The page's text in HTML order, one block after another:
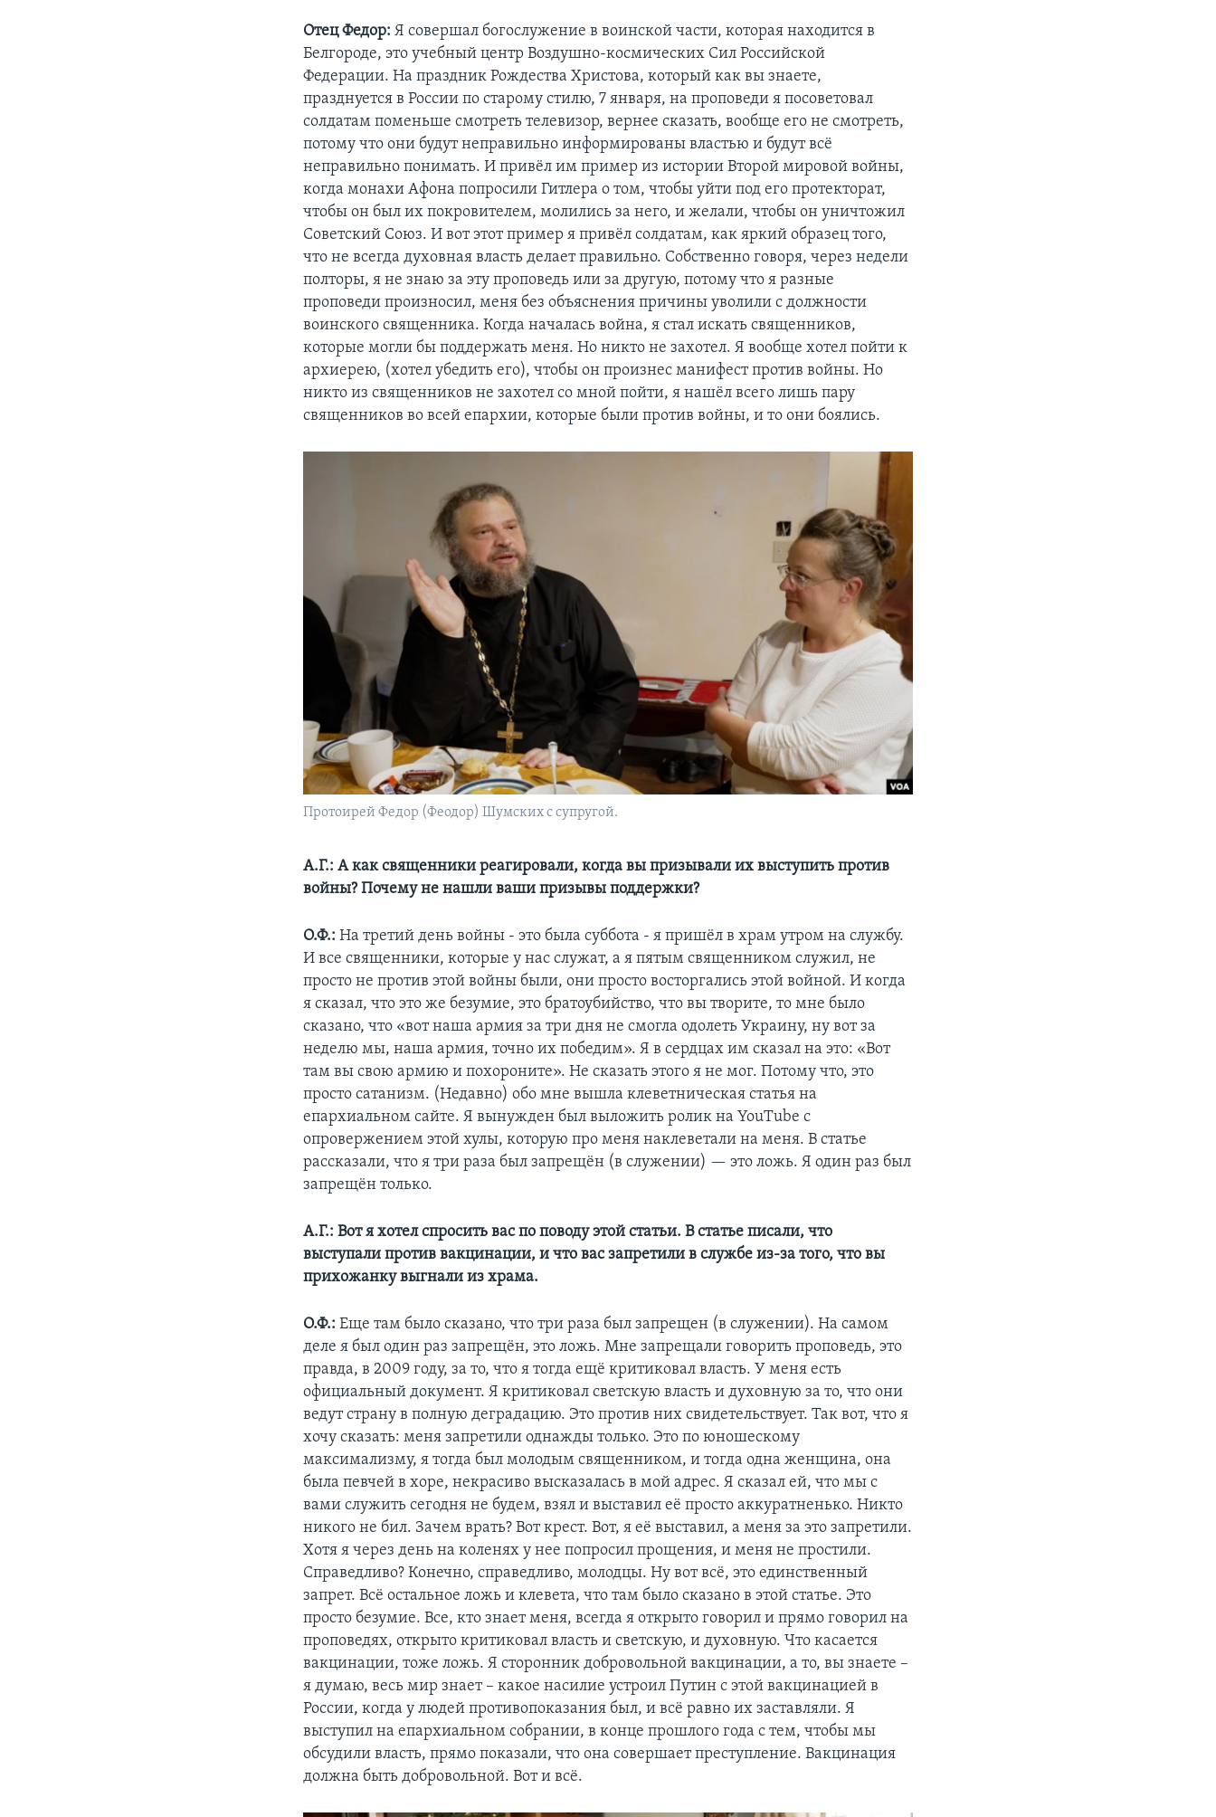
Отец Федор:Я совершал богослужение в воинской части, которая находится в
Белгороде, это учебный центр Воздушно-космических Сил Российской
Федерации. На праздник Рождества Христова, который как вы знаете,
празднуется в России по старому стилю, 7 января, на проповеди я посоветовал
солдатам поменьше смотреть телевизор, вернее сказать, вообще его не смотреть,
потому что они будут неправильно информированы властью и будут всё
неправильно понимать. И привёл им пример из истории Второй мировой войны,
когда монахи Афона попросили Гитлера о том, чтобы уйти под его протекторат,
чтобы он был их покровителем, молились за него, и желали, чтобы он уничтожил
Советский Союз. И вот этот пример я привёл солдатам, как яркий образец того,
что не всегда духовная власть делает правильно. Собственно говоря, через недели
полторы, я не знаю за эту проповедь или за другую, потому что я разные
проповеди произносил, меня без объяснения причины уволили с должности
воинского священника. Когда началась война, я стал искать священников,
которые могли бы поддержать меня. Но никто не захотел. Я вообще хотел пойти к
архиерею, (хотел убедить его), чтобы он произнес манифест против войны. Но
никто из священников не захотел со мной пойти, я нашёл всего лишь пару
священников во всей епархии, которые были против войны, и то они боялись.
Протоирей Федор (Феодор) Шумских с супругой.
А.Г.: А как священники реагировали, когда вы призывали их выступить против
войны? Почему не нашли ваши призывы поддержки?
О.Ф.:На третий день войны - это была суббота - я пришёл в храм утром на службу.
И все священники, которые у нас служат, а я пятым священником служил, не
просто не против этой войны были, они просто восторгались этой войной. И когда
я сказал, что это же безумие, это братоубийство, что вы творите, то мне было
сказано, что «вот наша армия за три дня не смогла одолеть Украину, ну вот за
неделю мы, наша армия, точно их победим». Я в сердцах им сказал на это: «Вот
там вы свою армию и похороните». Не сказать этого я не мог. Потому что, это
просто сатанизм. (Недавно) обо мне вышла клеветническая статья на
епархиальном сайте. Я вынужден был выложить ролик на YouTubе с
опровержением этой хулы, которую про меня наклеветали на меня. В статье
рассказали, что я три раза был запрещён (в служении) — это ложь. Я один раз был
запрещён только.
А.Г.: Вот я хотел спросить вас по поводу этой статьи. В статье писали, что
выступали против вакцинации, и что вас запретили в службе из-за того, что вы
прихожанку выгнали из храма.
О.Ф.:Еще там было сказано, что три раза был запрещен (в служении). На самом
деле я был один раз запрещён, это ложь. Мне запрещали говорить проповедь, это
правда, в 2009 году, за то, что я тогда ещё критиковал власть. У меня есть
официальный документ. Я критиковал светскую власть и духовную за то, что они
ведут страну в полную деградацию. Это против них свидетельствует. Так вот, что я
хочу сказать: меня запретили однажды только. Это по юношескому
максимализму, я тогда был молодым священником, и тогда одна женщина, она
была певчей в хоре, некрасиво высказалась в мой адрес. Я сказал ей, что мы с
вами служить сегодня не будем, взял и выставил её просто аккуратненько. Никто
никого не бил. Зачем врать? Вот крест. Вот, я её выставил, а меня за это запретили.
Хотя я через день на коленях у нее попросил прощения, и меня не простили.
Справедливо? Конечно, справедливо, молодцы. Ну вот всё, это единственный
запрет. Всё остальное ложь и клевета, что там было сказано в этой статье. Это
просто безумие. Все, кто знает меня, всегда я открыто говорил и прямо говорил на
проповедях, открыто критиковал власть и светскую, и духовную. Что касается
вакцинации, тоже ложь. Я сторонник добровольной вакцинации, а то, вы знаете –
я думаю, весь мир знает – какое насилие устроил Путин с этой вакцинацией в
России, когда у людей противопоказания был, и всё равно их заставляли. Я
выступил на епархиальном собрании, в конце прошлого года с тем, чтобы мы
обсудили власть, прямо показали, что она совершает преступление. Вакцинация
должна быть добровольной. Вот и всё.